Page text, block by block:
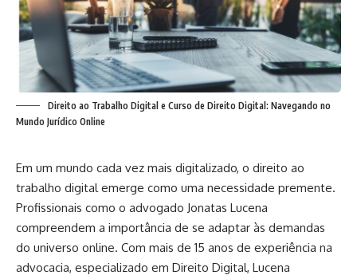
Direito ao Trabalho Digital e Curso de Direito Digital: Navegando no
Mundo Jurídico Online
Em um mundo cada vez mais digitalizado, o direito ao
trabalho digital emerge como uma necessidade premente.
Profissionais como o advogado Jonatas Lucena
compreendem a importância de se adaptar às demandas
do universo online. Com mais de 15 anos de experiência na
advocacia, especializado em Direito Digital, Lucena